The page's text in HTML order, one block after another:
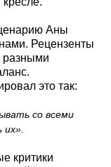
Аны
Рецензенты
разными
это так:
со всеми
критики